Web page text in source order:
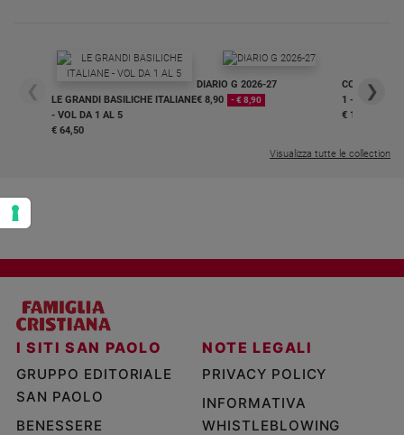
❮
LE GRANDI BASILICHE ITALIANE
- VOL DA 1 AL 5
€ 64,50
DIARIO G 2026-27
€ 8,90
- € 8,90
COLLANA
1 - 2
€ 18,50
❯
Visualizza tutte le collection
I SITI SAN PAOLO
GRUPPO EDITORIALE
SAN PAOLO
BENESSERE
NOTE LEGALI
PRIVACY POLICY
INFORMATIVA
WHISTLEBLOWING